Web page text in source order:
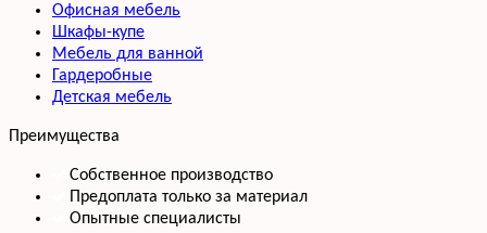
Офисная мебель
Шкафы-купе
Мебель для ванной
Гардеробные
Детская мебель
Преимущества
Собственное производство
Предоплата только за материал
Опытные специалисты